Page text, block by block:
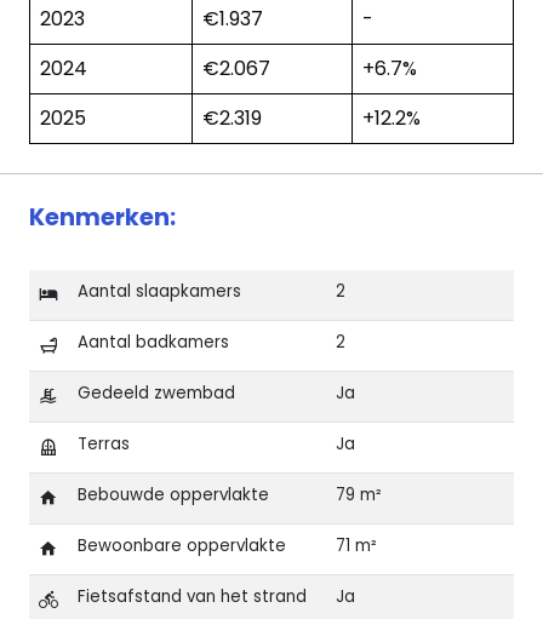
2023
€1.937
-
2024
€2.067
+6.7%
2025
€2.319 +12.2%
Kenmerken:
Aantal slaapkamers 2
Aantal badkamers 2
Gedeeld zwembad Ja
Terras Ja
Bebouwde oppervlakte 79 m²
Bewoonbare oppervlakte 71 m²
Fietsafstand van het strand Ja